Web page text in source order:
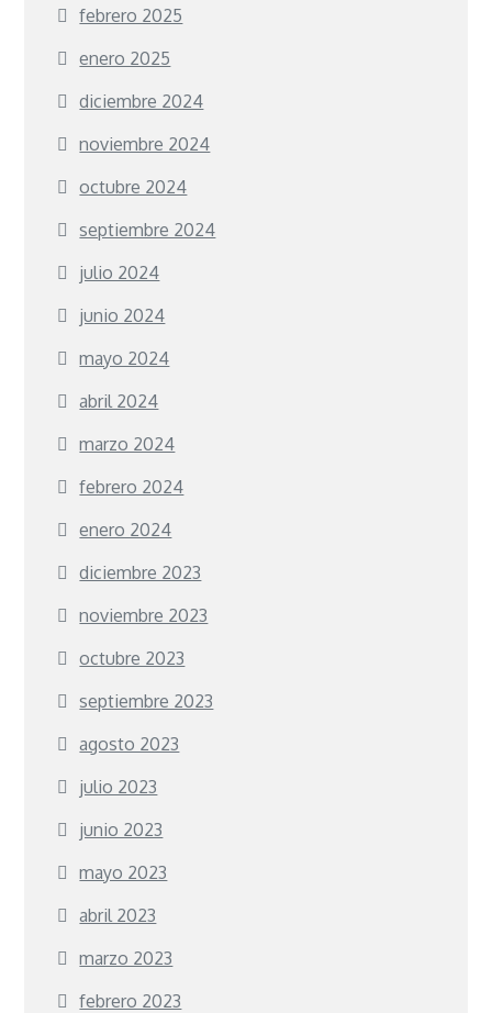
febrero 2025
enero 2025
diciembre 2024
noviembre 2024
octubre 2024
septiembre 2024
julio 2024
junio 2024
mayo 2024
abril 2024
marzo 2024
febrero 2024
enero 2024
diciembre 2023
noviembre 2023
octubre 2023
septiembre 2023
agosto 2023
julio 2023
junio 2023
mayo 2023
abril 2023
marzo 2023
febrero 2023